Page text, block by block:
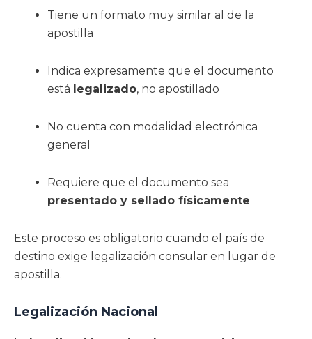
Tiene un formato muy similar al de la
apostilla
Indica expresamente que el documento
está legalizado, no apostillado
No cuenta con modalidad electrónica
general
Requiere que el documento sea
presentado y sellado físicamente
Este proceso es obligatorio cuando el país de
destino exige legalización consular en lugar de
apostilla.
Legalización Nacional